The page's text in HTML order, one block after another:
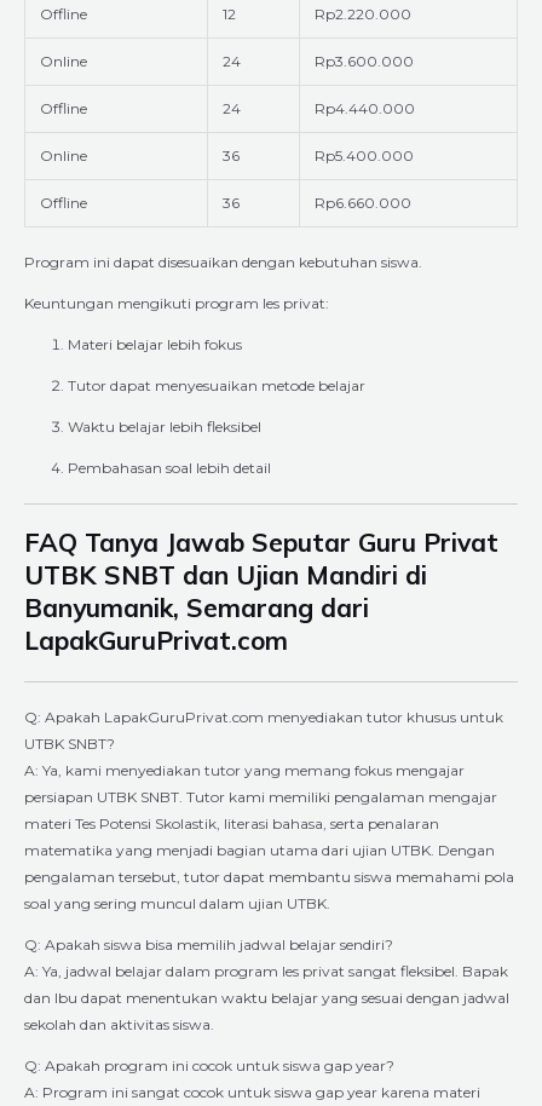
Offline 12 Rp2.220.000
Online 24 Rp3.600.000
Offline 24 Rp4.440.000
Online 36 Rp5.400.000
Offline 36 Rp6.660.000
Program ini dapat disesuaikan dengan kebutuhan siswa.
Keuntungan mengikuti program les privat:
Materi belajar lebih fokus
Tutor dapat menyesuaikan metode belajar
Waktu belajar lebih fleksibel
Pembahasan soal lebih detail
FAQ Tanya Jawab Seputar Guru Privat
UTBK SNBT dan Ujian Mandiri di
Banyumanik, Semarang dari
LapakGuruPrivat.com
Q: Apakah LapakGuruPrivat.com menyediakan tutor khusus untuk
UTBK SNBT?
A: Ya, kami menyediakan tutor yang memang fokus mengajar
persiapan UTBK SNBT. Tutor kami memiliki pengalaman mengajar
materi Tes Potensi Skolastik, literasi bahasa, serta penalaran
matematika yang menjadi bagian utama dari ujian UTBK. Dengan
pengalaman tersebut, tutor dapat membantu siswa memahami pola
soal yang sering muncul dalam ujian UTBK.
Q: Apakah siswa bisa memilih jadwal belajar sendiri?
A: Ya, jadwal belajar dalam program les privat sangat fleksibel. Bapak
dan Ibu dapat menentukan waktu belajar yang sesuai dengan jadwal
sekolah dan aktivitas siswa.
Q: Apakah program ini cocok untuk siswa gap year?
A: Program ini sangat cocok untuk siswa gap year karena materi